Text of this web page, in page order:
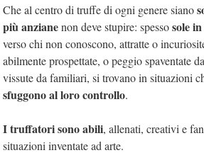
Che al centro di truffe di ogni genere siano
più anzianenon deve stupire: spessosole
verso chi non conoscono, attratte o
abilmente prospettate, o peggio spaventate
vissute da familiari, si trovano in situazioni
sfuggono al loro controllo.
I truffatori sono abili, allenati, creativi e
situazioni inventate ad arte.